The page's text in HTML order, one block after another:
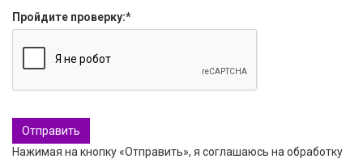
Пройдите проверку:*
Нажимая на кнопку «Отправить», я соглашаюсь на обработку